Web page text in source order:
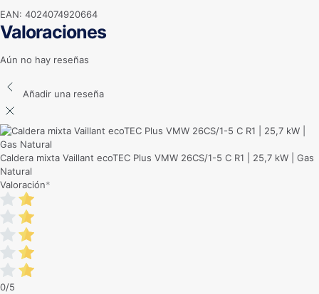
EAN: 4024074920664
Valoraciones
Aún no hay reseñas
Añadir una reseña
Caldera mixta Vaillant ecoTEC Plus VMW 26CS/1-5 C R1 | 25,7 kW | Gas
Natural
Valoración*
0/5